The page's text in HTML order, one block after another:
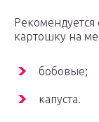
Рекомендуется
картошку на
бобовые;
капуста.